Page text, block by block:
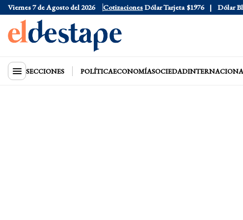
Viernes 7 de Agosto del 2026 Cotizaciones
Dólar Oficial $1520 Dólar Tarjeta $1976 Dólar Blue
SECCIONES POLÍTICAECONOMÍASOCIEDAD